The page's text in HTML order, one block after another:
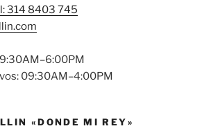
314 8403 745
09:30AM–4:00PM
«DONDE MI REY»